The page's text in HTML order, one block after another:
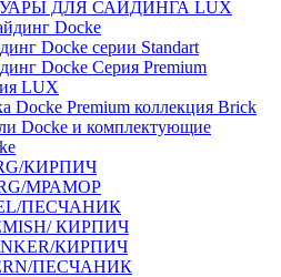
ДЛЯ САЙДИНГА LUX
Docke
Docke серии Standart
Docke Серия Premium
LUX
Docke Premium коллекция Brick
Docke и комплектующие
КИРПИЧ
МРАМОР
ПЕСЧАНИК
КИРПИЧ
КИРПИЧ
ПЕСЧАНИК